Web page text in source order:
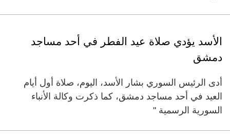
الأسد يؤدي صلاة عيد الفطر في أحد مساجد
دمشق
أدى الرئيس السوري بشار الأسد، اليوم، صلاة أول أيام
العيد في أحد مساجد دمشق، كما ذكرت وكالة الأنباء
السورية الرسمية "